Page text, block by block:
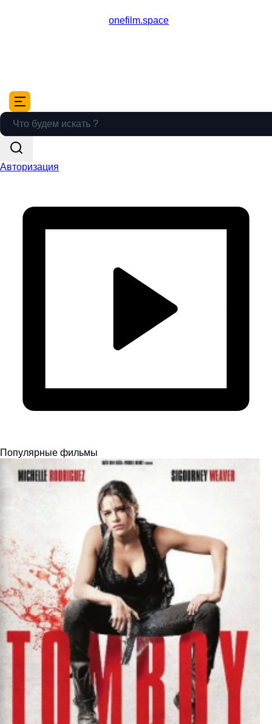
onefilm.space
Авторизация
Популярные фильмы